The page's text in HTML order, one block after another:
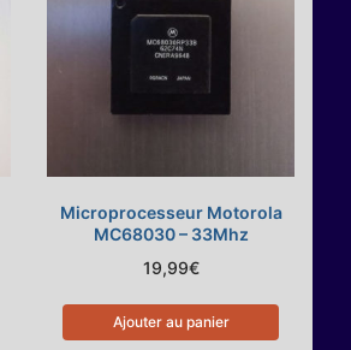
Microprocesseur Motorola
MC68030 – 33Mhz
19,99€
Ajouter au panier